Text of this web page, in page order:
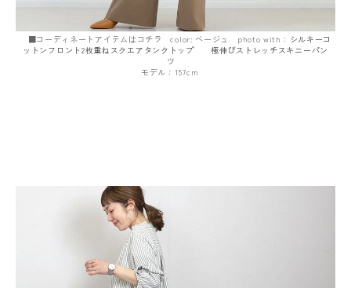
■コーディネートアイテムはコチラ color: ベージュ photo with： シルキーコ
ットンフロント2枚重ねスクエアタンクトップ
極伸びストレッチスキニーパン
ツ
モデル：157cm